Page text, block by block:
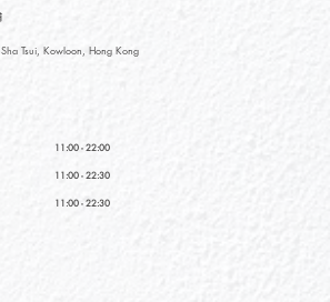
11:00 - 22:00
11:00 - 22:30
11:00 - 22:30
Tsui, Kowloon, Hong Kong